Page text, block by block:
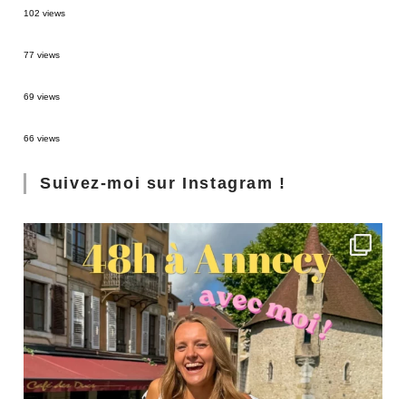
102 views
77 views
69 views
66 views
Suivez-moi sur Instagram !